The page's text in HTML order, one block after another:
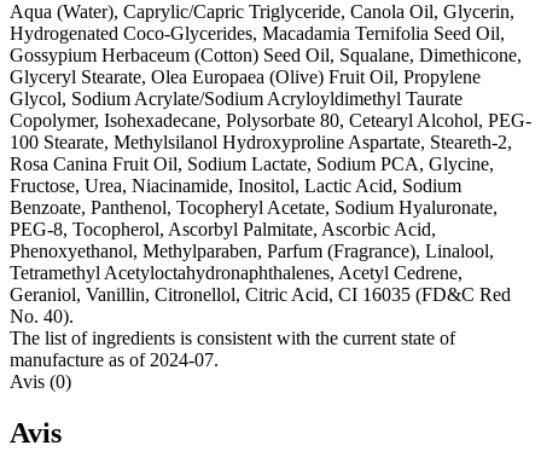
Aqua (Water), Caprylic/Capric Triglyceride, Canola Oil, Glycerin,
Hydrogenated Coco-Glycerides, Macadamia Ternifolia Seed Oil,
Gossypium Herbaceum (Cotton) Seed Oil, Squalane, Dimethicone,
Glyceryl Stearate, Olea Europaea (Olive) Fruit Oil, Propylene
Glycol, Sodium Acrylate/Sodium Acryloyldimethyl Taurate
Copolymer, Isohexadecane, Polysorbate 80, Cetearyl Alcohol, PEG-
100 Stearate, Methylsilanol Hydroxyproline Aspartate, Steareth-2,
Rosa Canina Fruit Oil, Sodium Lactate, Sodium PCA, Glycine,
Fructose, Urea, Niacinamide, Inositol, Lactic Acid, Sodium
Benzoate, Panthenol, Tocopheryl Acetate, Sodium Hyaluronate,
PEG-8, Tocopherol, Ascorbyl Palmitate, Ascorbic Acid,
Phenoxyethanol, Methylparaben, Parfum (Fragrance), Linalool,
Tetramethyl Acetyloctahydronaphthalenes, Acetyl Cedrene,
Geraniol, Vanillin, Citronellol, Citric Acid, CI 16035 (FD&C Red
No. 40).
The list of ingredients is consistent with the current state of
manufacture as of 2024-07.
Avis (0)
Avis